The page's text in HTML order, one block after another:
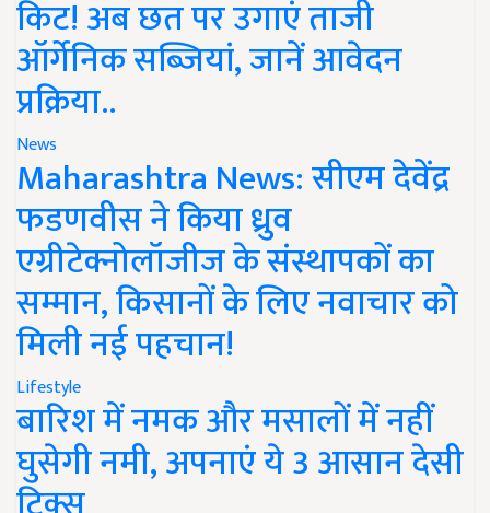
किट! अब छत पर उगाएं ताजी
ऑर्गेनिक सब्जियां, जानें आवेदन
प्रक्रिया..
News
Maharashtra News: सीएम देवेंद्र
फडणवीस ने किया ध्रुव
एग्रीटेक्नोलॉजीज के संस्थापकों का
सम्मान, किसानों के लिए नवाचार को
मिली नई पहचान!
Lifestyle
बारिश में नमक और मसालों में नहीं
घुसेगी नमी, अपनाएं ये 3 आसान देसी